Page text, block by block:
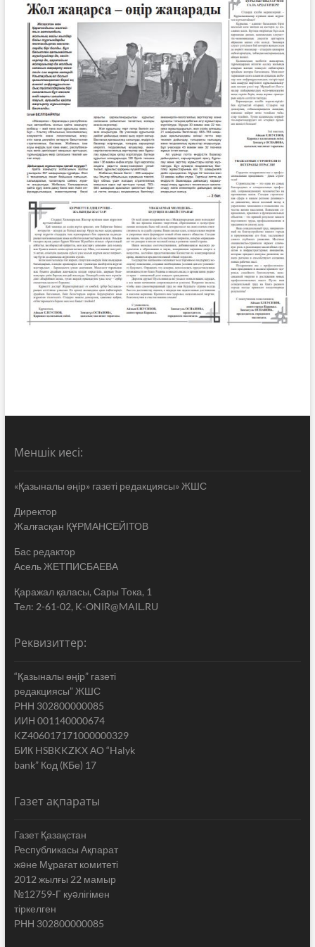
Меншік иесі:
«Қазыналы өңір» газеті редакциясы» ЖШС
Директор
Жалғасқан ҚҰРМАНСЕЙІТОВ
Бас редактор
Асель ЖЕТПИСБАЕВА
Қаражал қаласы, Сары Тока, 1
Тел: 2-61-02, K-ONIR@MAIL.RU
Реквизиттер:
“Қазыналы өңір” газеті
редакциясы” ЖШС
РНН 302800000085
ИИН 001140000674
KZ406017171000000329
БИК HSBKKZKX АО “Halyk
bank” Код (КБе) 17
Газет ақпараты
Газет Қазақстан
Республикасы Ақпарат
жəне Мұрағат комитеті
2012 жылғы 22 мамыр
№12759-Г куəлігімен
тіркелген
РНН 302800000085